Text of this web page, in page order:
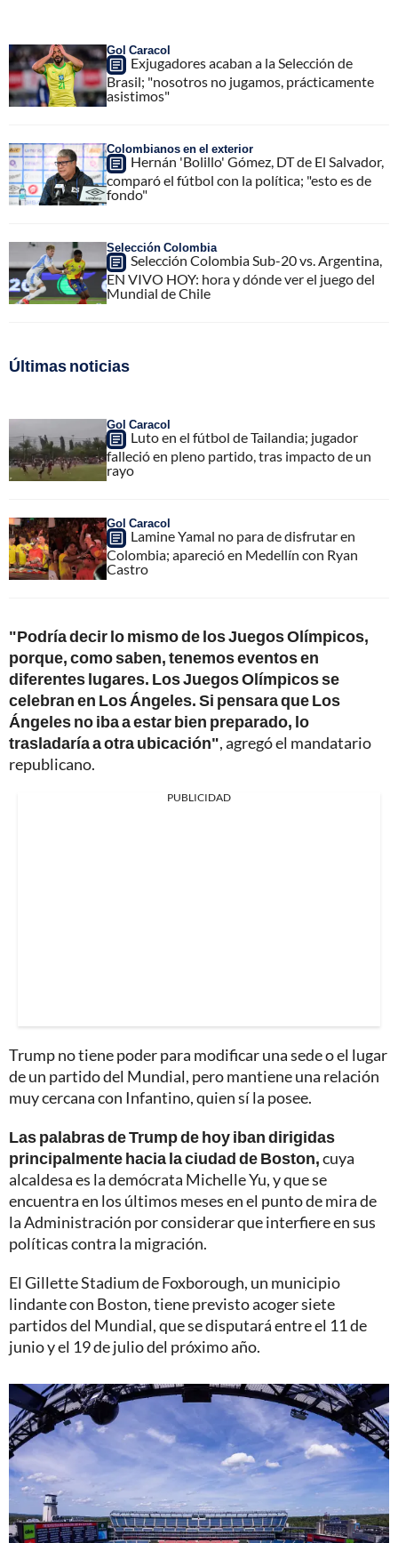
Gol Caracol
Exjugadores acaban a la Selección de
Brasil; "nosotros no jugamos, prácticamente
asistimos"
Colombianos en el exterior
Hernán 'Bolillo' Gómez, DT de El Salvador,
comparó el fútbol con la política; "esto es de
fondo"
Selección Colombia
Selección Colombia Sub-20 vs. Argentina,
EN VIVO HOY: hora y dónde ver el juego del
Mundial de Chile
Últimas noticias
Gol Caracol
Luto en el fútbol de Tailandia; jugador
falleció en pleno partido, tras impacto de un
rayo
Gol Caracol
Lamine Yamal no para de disfrutar en
Colombia; apareció en Medellín con Ryan
Castro
"Podría decir lo mismo de los Juegos Olímpicos,
porque, como saben, tenemos eventos en
diferentes lugares. Los Juegos Olímpicos se
celebran en Los Ángeles. Si pensara que Los
Ángeles no iba a estar bien preparado, lo
trasladaría a otra ubicación", agregó el mandatario
republicano.
PUBLICIDAD
Trump no tiene poder para modificar una sede o el lugar
de un partido del Mundial, pero mantiene una relación
muy cercana con Infantino, quien sí la posee.
Las palabras de Trump de hoy iban dirigidas
principalmente hacia la ciudad de Boston,cuya
alcaldesa es la demócrata Michelle Yu, y que se
encuentra en los últimos meses en el punto de mira de
la Administración por considerar que interfiere en sus
políticas contra la migración.
El Gillette Stadium de Foxborough, un municipio
lindante con Boston, tiene previsto acoger siete
partidos del Mundial, que se disputará entre el 11 de
junio y el 19 de julio del próximo año.